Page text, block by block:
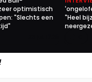
optimistisch
"Slechts een
"Heel